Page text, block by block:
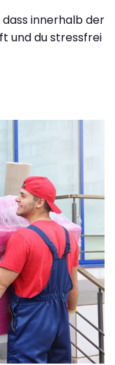
dass innerhalb der
und du stressfrei